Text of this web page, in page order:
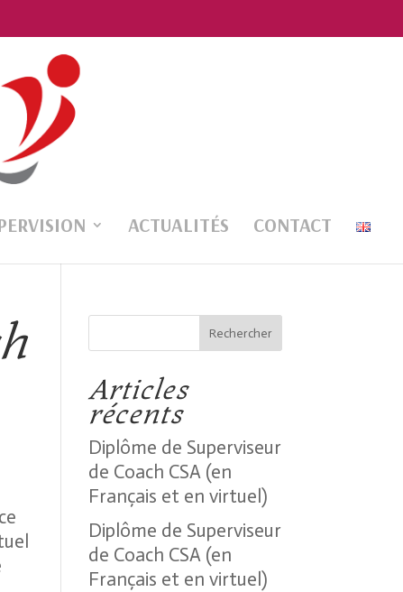
ACTUALITÉS CONTACT
Articles
récents
Diplôme de Superviseur
de Coach CSA (en
Français et en virtuel)
Diplôme de Superviseur
de Coach CSA (en
Français et en virtuel)